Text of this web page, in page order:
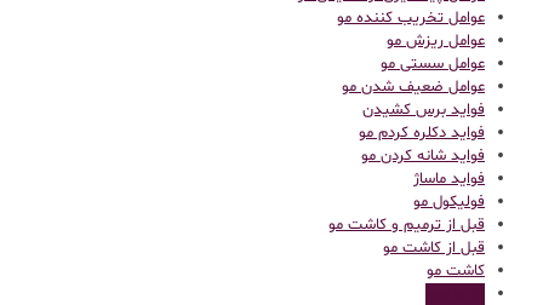
عوامل تخریب کننده مو
عوامل ریزش مو
عوامل سستی مو
عوامل ضعیف شدن مو
فواید برس کشیدن
فواید دکلره کردم مو
فواید شانه کردن مو
فواید ماساژ
فولیکول مو
قبل از ترمیم و کاشت مو
قبل از کاشت مو
كاشت مو